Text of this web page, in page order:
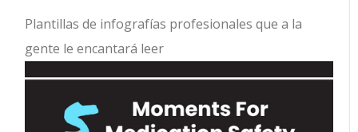
Plantillas de infografías profesionales que a la
gente le encantará leer